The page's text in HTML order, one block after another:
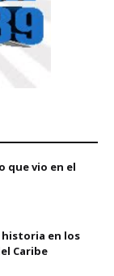
que vio en el
historia en los
Caribe